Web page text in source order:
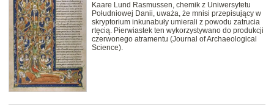
Kaare Lund Rasmussen, chemik z Uniwersytetu
Południowej Danii, uważa, że mnisi przepisujący w
skryptorium inkunabuły umierali z powodu zatrucia
rtęcią. Pierwiastek ten wykorzystywano do produkcji
czerwonego atramentu (Journal of Archaeological
Science).